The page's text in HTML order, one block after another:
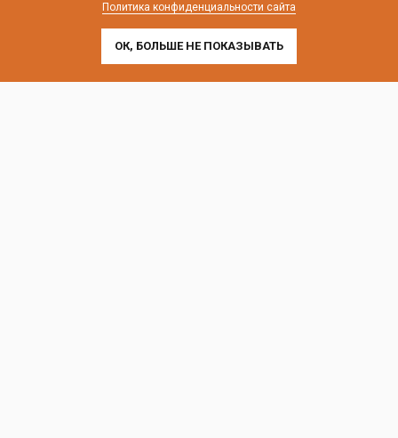
Политика конфиденциальности сайта
ОК, БОЛЬШЕ НЕ ПОКАЗЫВАТЬ
cedral-zakaz@yandex.ru